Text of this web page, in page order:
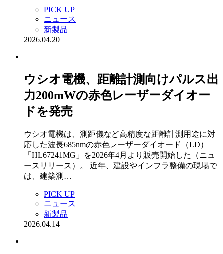
PICK UP
ニュース
新製品
2026.04.20
ウシオ電機、距離計測向けパルス出
力200mWの赤色レーザーダイオー
ドを発売
ウシオ電機は、測距儀など高精度な距離計測用途に対
応した波長685nmの赤色レーザーダイオード（LD）
「HL67241MG」を2026年4月より販売開始した（ニュ
ースリリース）。 近年、建設やインフラ整備の現場で
は、建築測…
PICK UP
ニュース
新製品
2026.04.14